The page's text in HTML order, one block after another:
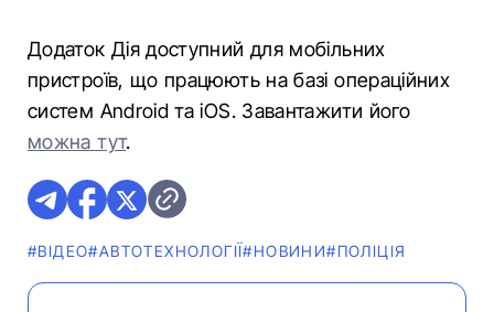
Додаток Дія доступний для мобільних
пристроїв, що працюють на базі операційних
систем Android та iOS. Завантажити його
можна тут.
#ВІДЕО#АВТОТЕХНОЛОГІЇ#НОВИНИ#ПОЛІЦІЯ